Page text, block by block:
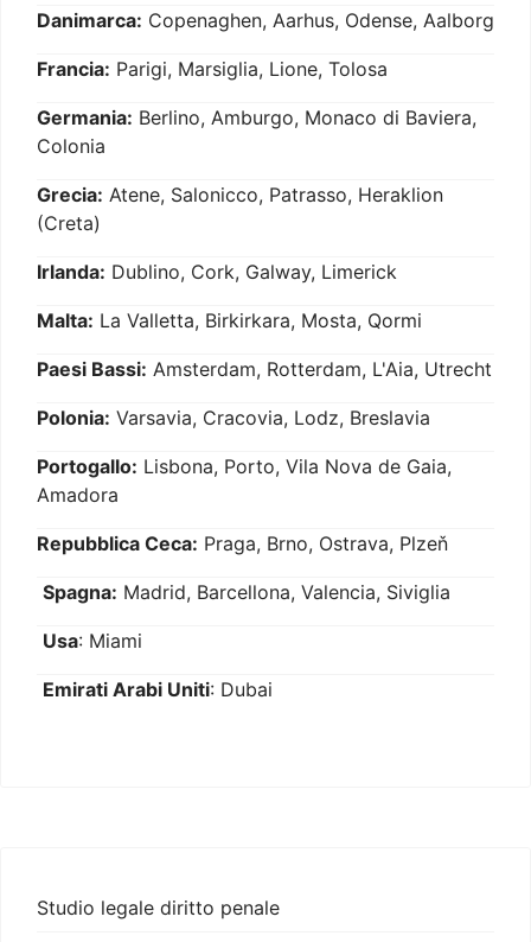
Danimarca: Copenaghen, Aarhus, Odense, Aalborg
Francia: Parigi, Marsiglia, Lione, Tolosa
Germania: Berlino, Amburgo, Monaco di Baviera,
Colonia
Grecia: Atene, Salonicco, Patrasso, Heraklion
(Creta)
Irlanda: Dublino, Cork, Galway, Limerick
Malta: La Valletta, Birkirkara, Mosta, Qormi
Paesi Bassi: Amsterdam, Rotterdam, L'Aia, Utrecht
Polonia: Varsavia, Cracovia, Lodz, Breslavia
Portogallo: Lisbona, Porto, Vila Nova de Gaia,
Amadora
Repubblica Ceca: Praga, Brno, Ostrava, Plzeň
Spagna: Madrid, Barcellona, Valencia, Siviglia
Usa: Miami
Emirati Arabi Uniti: Dubai
Studio legale diritto penale